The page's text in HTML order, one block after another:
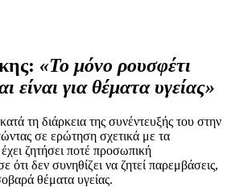
«Το μόνο ρουσφέτι
είναι για θέματα υγείας»
τη διάρκεια της συνέντευξής του στην
σε ερώτηση σχετικά με τα
ζητήσει ποτέ προσωπική
ότι δεν συνηθίζει να ζητεί παρεμβάσεις,
θέματα υγείας.